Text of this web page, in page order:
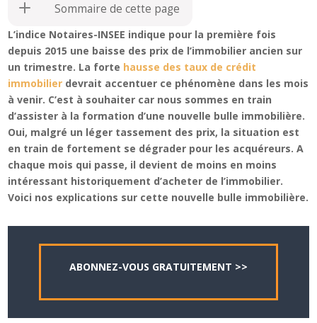
Sommaire de cette page
L’indice Notaires-INSEE indique pour la première fois
depuis 2015 une baisse des prix de l’immobilier ancien sur
un trimestre. La forte hausse des taux de crédit
immobilier devrait accentuer ce phénomène dans les mois
à venir. C’est à souhaiter car nous sommes en train
d’assister à la formation d’une nouvelle bulle immobilière.
Oui, malgré un léger tassement des prix, la situation est
en train de fortement se dégrader pour les acquéreurs. A
chaque mois qui passe, il devient de moins en moins
intéressant historiquement d’acheter de l’immobilier.
Voici nos explications sur cette nouvelle bulle immobilière.
ABONNEZ-VOUS GRATUITEMENT >>